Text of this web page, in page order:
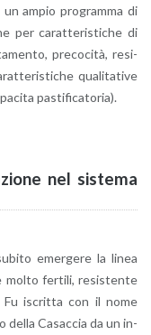
ampio pro­gram­ma di
per ca­rat­te­ri­sti­che di
pre­co­ci­tà, re­si­
qua­li­ta­ti­ve
pa­sti­fi­ca­to­ria).
nel si­ste­ma
emer­ge­re la linea
molto fer­ti­li, re­si­sten­te
iscrit­ta con il nome
della Ca­sac­cia da un in­